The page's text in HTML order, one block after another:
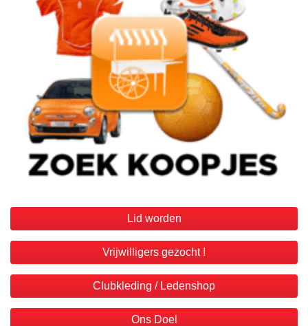
Lid worden
Vrijwilligers gezocht !
Clubkleding / Ledenshop
Ons Doel